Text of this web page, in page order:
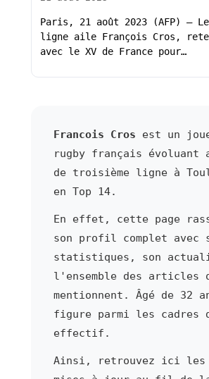
Paris, 21 août 2023 (AFP) –
ligne aile François Cros,
avec le XV de France pour…
Francois Cros est un
rugby français évoluant
de troisième ligne à
en Top 14.
En effet, cette page
son profil complet avec
statistiques, son
l'ensemble des articles
mentionnent. Âgé de 32
figure parmi les cadres
effectif.
Ainsi, retrouvez ici les